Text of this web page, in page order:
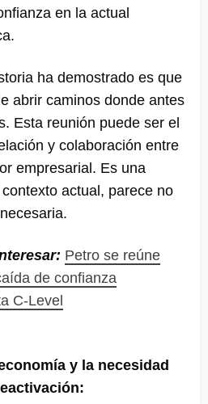
en la actual
ha demostrado es que
abrir caminos donde antes
Esta reunión puede ser el
y colaboración entre
empresarial. Es una
actual, parece no
Petro se reúne
de confianza
C-Level
y la necesidad